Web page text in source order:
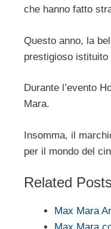
che hanno fatto
Questo anno, la
prestigioso istituito
Durante l’evento
Mara.
Insomma, il
per il mondo del
Related
Max Mara